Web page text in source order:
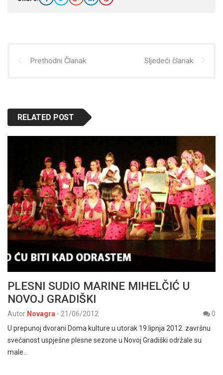
Prethodni Članak Sljedeći članak
RELATED POST
PLESNI SUDIO MARINE MIHELČIĆ U
NOVOJ GRADIŠKI
Autor Novagra - 21/06/2012
0
U prepunoj dvorani Doma kulture u utorak 19.lipnja 2012. završnu
svečanost uspješne plesne sezone u Novoj Gradiški održale su
male…